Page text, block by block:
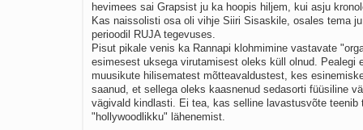
hevimees sai Grapsist ju ka hoopis hiljem, kui asju
Kas naissolisti osa oli vihje Siiri Sisaskile, osales tema
perioodil RUJA tegevuses.
Pisut pikale venis ka Rannapi klohmimine vastavate
esimesest uksega virutamisest oleks küll olnud. Pealegi
muusikute hilisematest mõtteavaldustest, kes
saanud, et sellega oleks kaasnenud sedasorti füüsiline
vägivald kindlasti. Ei tea, kas selline lavastusvõte teenib
"hollywoodlikku" lähenemist.